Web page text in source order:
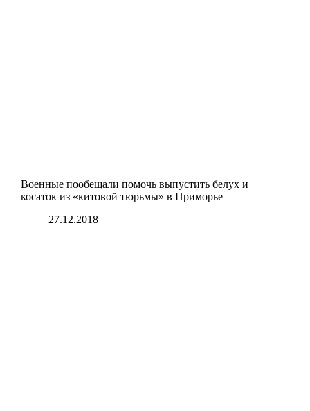
Военные пообещали помочь выпустить белух и
косаток из «китовой тюрьмы» в Приморье
27.12.2018